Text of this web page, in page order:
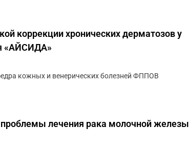
коррекции хронических дерматозов у
«АЙСИДА»
кожных и венерических болезней ФППОВ
проблемы лечения рака молочной железы